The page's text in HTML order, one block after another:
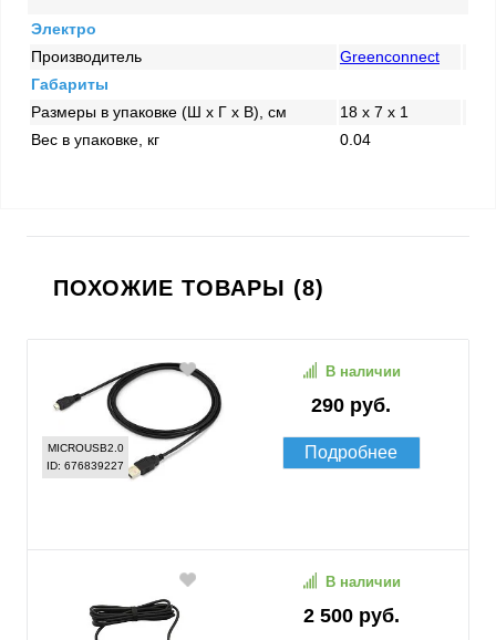
Электро
Производитель
Greenconnect
Габариты
Размеры в упаковке (Ш x Г x В), см
18 x 7 x 1
Вес в упаковке, кг
0.04
ПОХОЖИЕ ТОВАРЫ (8)
MICROUSB2.0
ID: 676839227
290 руб.
В наличии
Подробнее
2 500 руб.
В наличии